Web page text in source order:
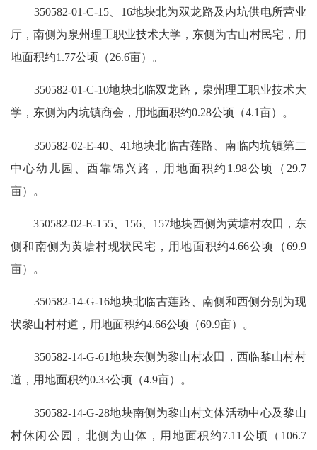
350582-01-C-15、16地块北为双龙路及内坑供电所营业
厅，南侧为泉州理工职业技术大学，东侧为古山村民宅，用
地面积约1.77公顷（26.6亩）。
350582-01-C-10地块北临双龙路，泉州理工职业技术大
学，东侧为内坑镇商会，用地面积约0.28公顷（4.1亩）。
350582-02-E-40、41地块北临古莲路、南临内坑镇第二
中心幼儿园、西靠锦兴路，用地面积约1.98公顷（29.7
亩）。
350582-02-E-155、156、157地块西侧为黄塘村农田，东
侧和南侧为黄塘村现状民宅，用地面积约4.66公顷（69.9
亩）。
350582-14-G-16地块北临古莲路、南侧和西侧分别为现
状黎山村村道，用地面积约4.66公顷（69.9亩）。
350582-14-G-61地块东侧为黎山村农田，西临黎山村村
道，用地面积约0.33公顷（4.9亩）。
350582-14-G-28地块南侧为黎山村文体活动中心及黎山
村休闲公园，北侧为山体，用地面积约7.11公顷（106.7